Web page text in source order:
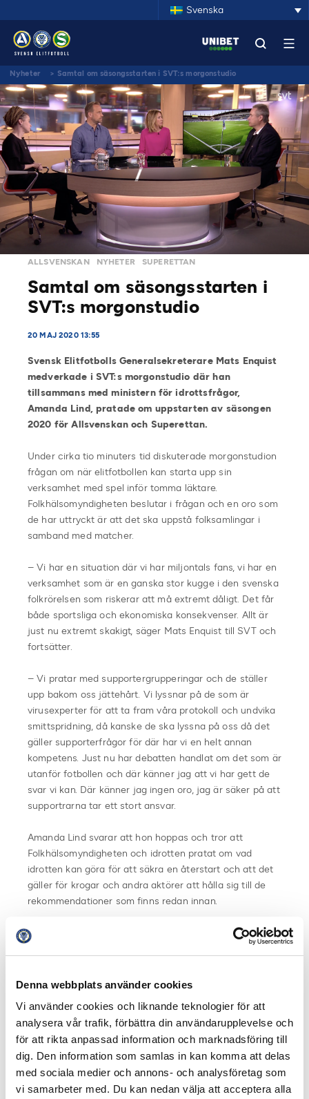
Denna webbplats använder cookies
Vi använder cookies och liknande teknologier för att
analysera vår trafik, förbättra din användarupplevelse och
för att rikta anpassad information och marknadsföring till
dig. Den information som samlas in kan komma att delas
med sociala medier och annons- och analysföretag som
vi samarbeter med. Du kan nedan välja att acceptera alla
Svenska
Nyheter > Samtal om säsongsstarten i SVT:s morgonstudio
ALLSVENSKAN NYHETER SUPERETTAN
Samtal om säsongsstarten i
SVT:s morgonstudio
20 MAJ 2020 13:55
Svensk Elitfotbolls Generalsekreterare Mats Enquist
medverkade i SVT:s morgonstudio där han
tillsammans med ministern för idrottsfrågor,
Amanda Lind, pratade om uppstarten av säsongen
2020 för Allsvenskan och Superettan.
Under cirka tio minuters tid diskuterade morgonstudion
frågan om när elitfotbollen kan starta upp sin
verksamhet med spel inför tomma läktare.
Folkhälsomyndigheten beslutar i frågan och en oro som
de har uttryckt är att det ska uppstå folksamlingar i
samband med matcher.
– Vi har en situation där vi har miljontals fans, vi har en
verksamhet som är en ganska stor kugge i den svenska
folkrörelsen som riskerar att må extremt dåligt. Det får
både sportsliga och ekonomiska konsekvenser. Allt är
just nu extremt skakigt, säger Mats Enquist till SVT och
fortsätter.
– Vi pratar med supportergrupperingar och de ställer
upp bakom oss jättehårt. Vi lyssnar på de som är
virusexperter för att ta fram våra protokoll och undvika
smittspridning, då kanske de ska lyssna på oss då det
gäller supporterfrågor för där har vi en helt annan
kompetens. Just nu har debatten handlat om det som är
utanför fotbollen och där känner jag att vi har gett de
svar vi kan. Där känner jag ingen oro, jag är säker på att
supportrarna tar ett stort ansvar.
Amanda Lind svarar att hon hoppas och tror att
Folkhälsomyndigheten och idrotten pratat om vad
idrotten kan göra för att säkra en återstart och att det
gäller för krogar och andra aktörer att hålla sig till de
rekommendationer som finns redan innan.
– Jag lyssnar på idrotten och har dialog löpande. Jag
förutsätter att Folkhälsomyndigheten också lyssnar,
ett allvarligt läge där många verksamheter drabbas.
känner att det vore fantastiskt om elitligorna kan öppna
igen för det fyller en stor funktion i samhället, säger
Amanda Lind till SVT.
Läs mer och se ett klipp från programmet på SVT:s
hemsida.